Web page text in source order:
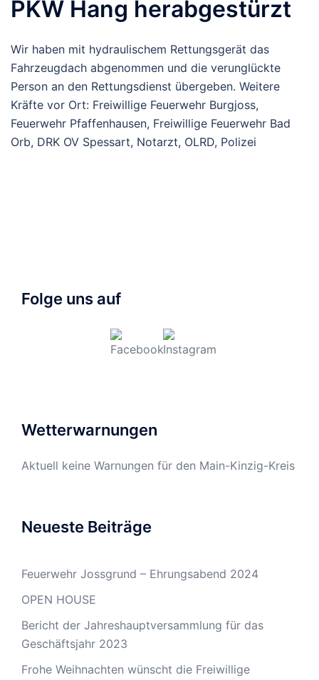
PKW Hang herabgestürzt
Wir haben mit hydraulischem Rettungsgerät das
Fahrzeugdach abgenommen und die verunglückte
Person an den Rettungsdienst übergeben. Weitere
Kräfte vor Ort: Freiwillige Feuerwehr Burgjoss,
Feuerwehr Pfaffenhausen, Freiwillige Feuerwehr Bad
Orb, DRK OV Spessart, Notarzt, OLRD, Polizei
Folge uns auf
Wetterwarnungen
Aktuell keine Warnungen für den Main-Kinzig-Kreis
Neueste Beiträge
Feuerwehr Jossgrund – Ehrungsabend 2024
OPEN HOUSE
Bericht der Jahreshauptversammlung für das
Geschäftsjahr 2023
Frohe Weihnachten wünscht die Freiwillige